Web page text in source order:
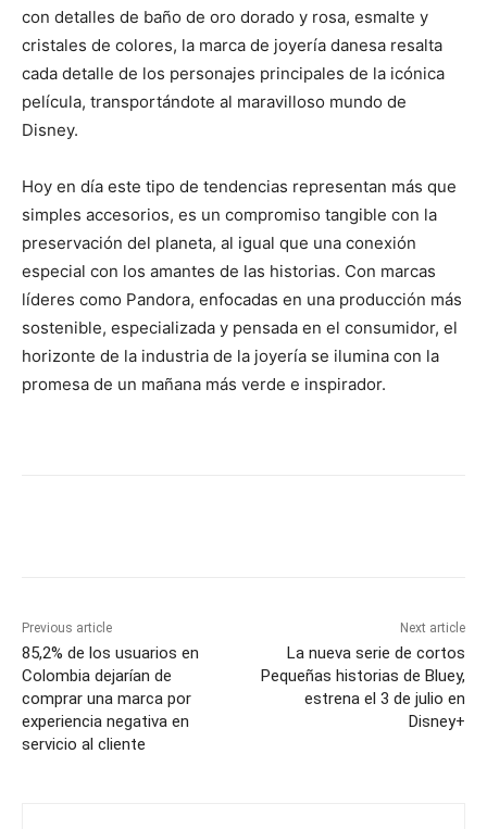
con detalles de baño de oro dorado y rosa, esmalte y
cristales de colores, la marca de joyería danesa resalta
cada detalle de los personajes principales de la icónica
película, transportándote al maravilloso mundo de
Disney.
Hoy en día este tipo de tendencias representan más que
simples accesorios, es un compromiso tangible con la
preservación del planeta, al igual que una conexión
especial con los amantes de las historias. Con marcas
líderes como Pandora, enfocadas en una producción más
sostenible, especializada y pensada en el consumidor, el
horizonte de la industria de la joyería se ilumina con la
promesa de un mañana más verde e inspirador.
Previous article
85,2% de los usuarios en
Colombia dejarían de
comprar una marca por
experiencia negativa en
servicio al cliente
Next article
La nueva serie de cortos
Pequeñas historias de Bluey,
estrena el 3 de julio en
Disney+